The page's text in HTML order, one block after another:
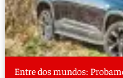
Entre dos mundos: